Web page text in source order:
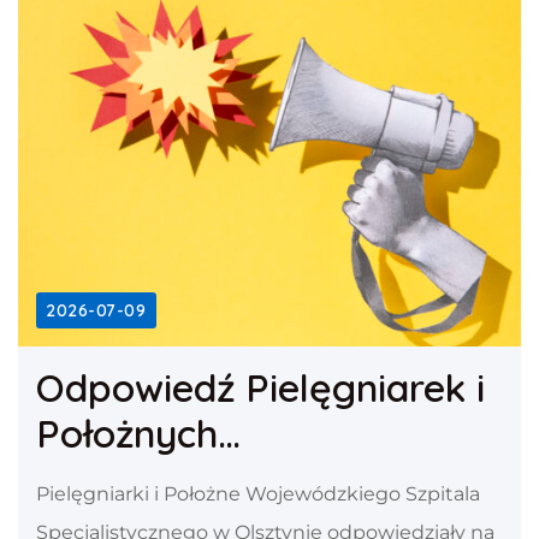
2026-07-09
Odpowiedź Pielęgniarek i
Położnych
Wojewódzkiego Szpitala
Specjalistycznego w
Pielęgniarki i Położne Wojewódzkiego Szpitala
Specjalistycznego w Olsztynie odpowiedziały na